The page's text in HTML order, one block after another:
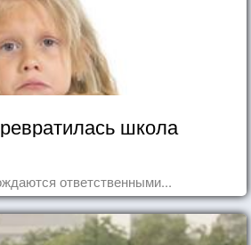
школа
ответственными...